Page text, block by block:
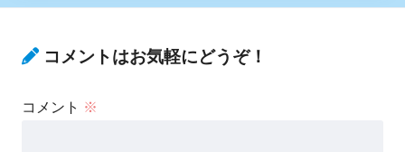
コメントはお気軽にどうぞ！
コメント ※